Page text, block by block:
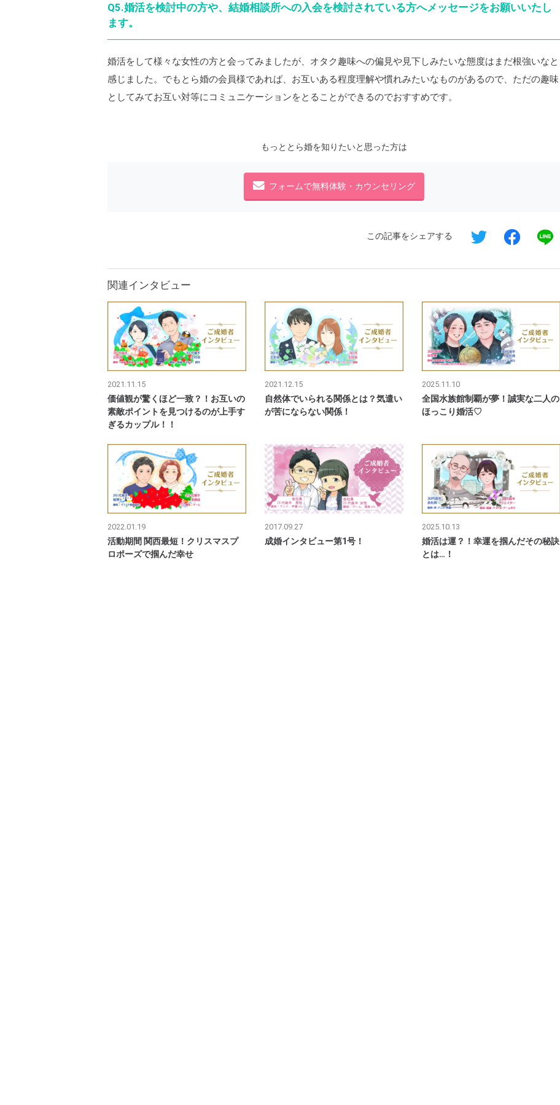
Q5.婚活を検討中の方や、結婚相談所への入会を検討されている方へメッセージをお願いいたし
ます。
婚活をして様々な女性の方と会ってみましたが、オタク趣味への偏見や見下しみたいな態度はまだ根強いなと
感じました。でもとら婚の会員様であれば、お互いある程度理解や慣れみたいなものがあるので、ただの趣味
としてみてお互い対等にコミュニケーションをとることができるのでおすすめです。
もっととら婚を知りたいと思った方は
フォームで無料体験・カウンセリング
この記事をシェアする
関連インタビュー
2021.11.15
価値観が驚くほど一致？！お互いの
素敵ポイントを見つけるのが上手す
ぎるカップル！！
2021.12.15
自然体でいられる関係とは？気遣い
が苦にならない関係！
2025.11.10
全国水族館制覇が夢！誠実な二人の
ほっこり婚活♡
2022.01.19
活動期間 関西最短！クリスマスプ
ロポーズで掴んだ幸せ
2017.09.27
成婚インタビュー第1号！
2025.10.13
婚活は運？！幸運を掴んだその秘訣
とは…！